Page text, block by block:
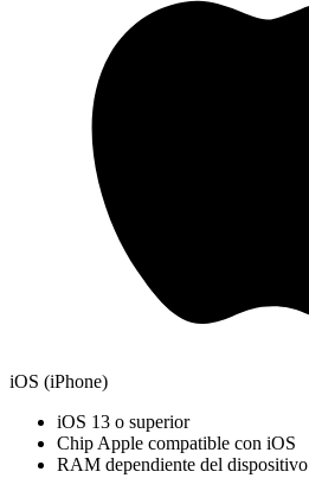
iOS (iPhone)
iOS 13 o superior
Chip Apple compatible con iOS
RAM dependiente del dispositivo